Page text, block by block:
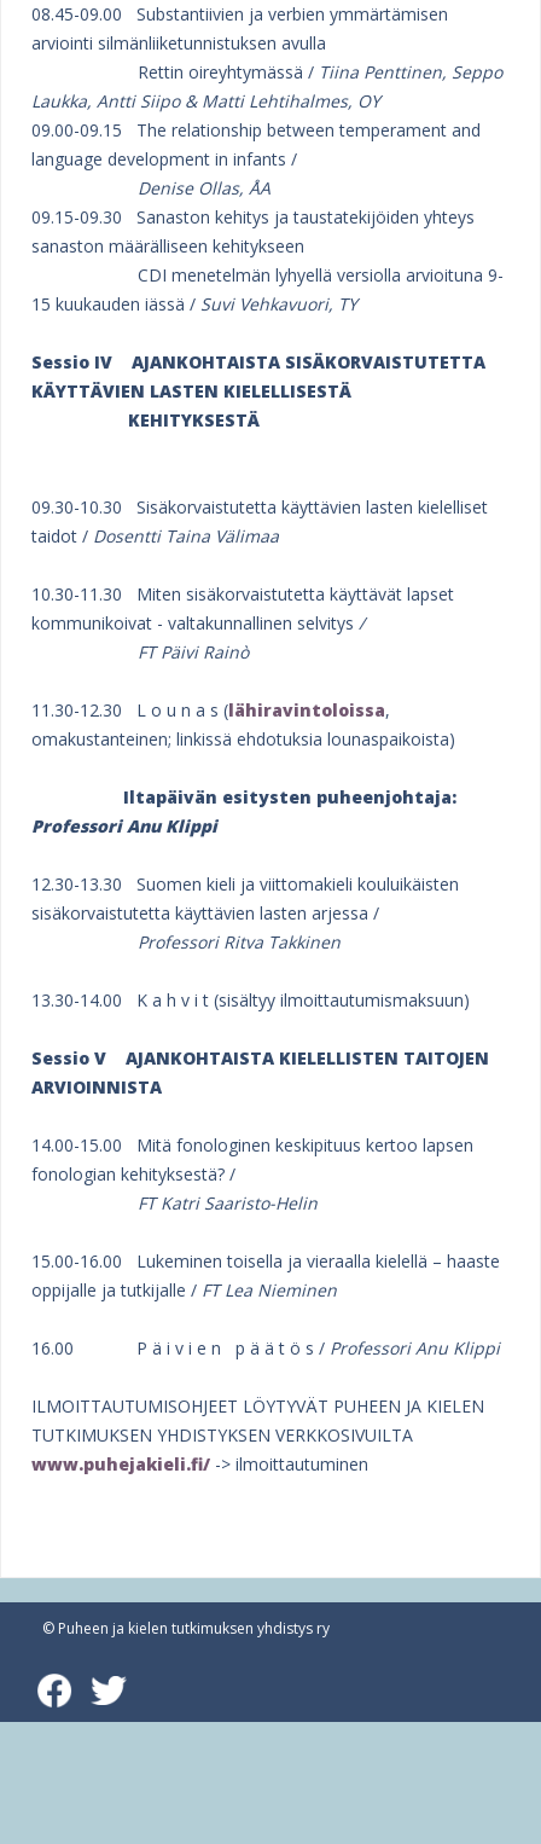
08.45-09.00 Substantiivien ja verbien ymmärtämisen
arviointi silmänliiketunnistuksen avulla
Rettin oireyhtymässä / Tiina Penttinen, Seppo
Laukka, Antti Siipo & Matti Lehtihalmes, OY
09.00-09.15 The relationship between temperament and
language development in infants /
Denise Ollas, ÅA
09.15-09.30 Sanaston kehitys ja taustatekijöiden yhteys
sanaston määrälliseen kehitykseen
CDI menetelmän lyhyellä versiolla arvioituna 9-
15 kuukauden iässä / Suvi Vehkavuori, TY
Sessio IV AJANKOHTAISTA SISÄKORVAISTUTETTA
KÄYTTÄVIEN LASTEN KIELELLISESTÄ
KEHITYKSESTÄ
09.30-10.30 Sisäkorvaistutetta käyttävien lasten kielelliset
taidot / Dosentti Taina Välimaa
10.30-11.30 Miten sisäkorvaistutetta käyttävät lapset
kommunikoivat - valtakunnallinen selvitys /
FT Päivi Rainò
11.30-12.30 L o u n a s (lähiravintoloissa,
omakustanteinen; linkissä ehdotuksia lounaspaikoista)
Iltapäivän esitysten puheenjohtaja:
Professori Anu Klippi
12.30-13.30 Suomen kieli ja viittomakieli kouluikäisten
sisäkorvaistutetta käyttävien lasten arjessa /
Professori Ritva Takkinen
13.30-14.00 K a h v i t (sisältyy ilmoittautumismaksuun)
Sessio V AJANKOHTAISTA KIELELLISTEN TAITOJEN
ARVIOINNISTA
14.00-15.00 Mitä fonologinen keskipituus kertoo lapsen
fonologian kehityksestä? /
FT Katri Saaristo-Helin
15.00-16.00 Lukeminen toisella ja vieraalla kielellä – haaste
oppijalle ja tutkijalle / FT Lea Nieminen
16.00 P ä i v i e n p ä ä t ö s / Professori Anu Klippi
ILMOITTAUTUMISOHJEET LÖYTYVÄT PUHEEN JA KIELEN
TUTKIMUKSEN YHDISTYKSEN VERKKOSIVUILTA
www.puhejakieli.fi/ -> ilmoittautuminen
© Puheen ja kielen tutkimuksen yhdistys ry